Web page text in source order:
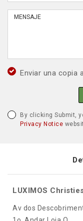
Enviar una copia
By clicking Submit,
Privacy Notice
LUXIMOS
Av dos